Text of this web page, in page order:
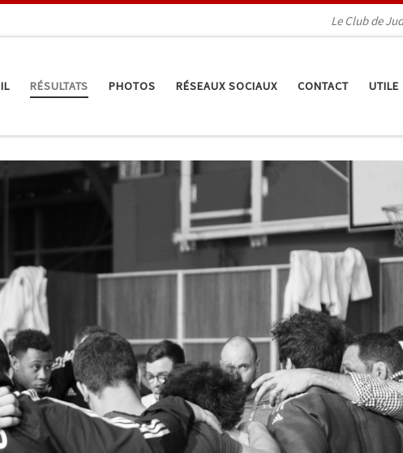
Le Club de
RÉSULTATS PHOTOS RÉSEAUX SOCIAUX CONTACT UTILE